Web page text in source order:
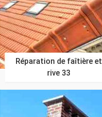
Réparation de faîtière et
rive 33